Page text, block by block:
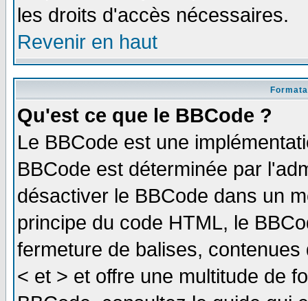
les droits d'accès nécessaires.
Revenir en haut
Qu'est ce que le BBCode ?
Le BBCode est une
BBCode est déterminée par
désactiver le BBCode dans un
principe du code HTML, le
fermeture de balises,
< et > et offre une multitude de